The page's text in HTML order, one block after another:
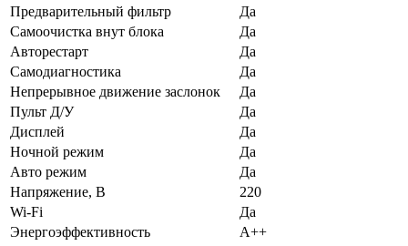
Предварительный фильтр
Да
Самоочистка внут блока
Да
Авторестарт
Да
Самодиагностика
Да
Непрерывное движение заслонок
Да
Пульт Д/У
Да
Дисплей
Да
Ночной режим
Да
Авто режим
Да
Напряжение, В
220
Wi-Fi
Да
Энергоэффективность
A++